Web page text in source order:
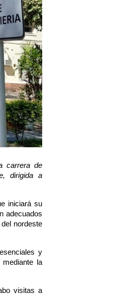
carrera de
dirigida a
iniciará su
adecuados
nordeste
y
la
visitas a